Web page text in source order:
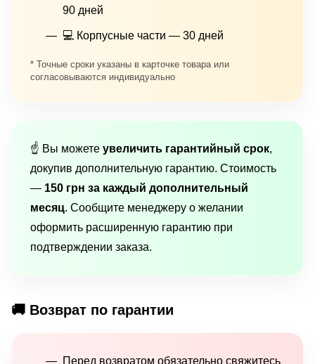
90 дней
💻 Корпусные части — 30 дней
* Точные сроки указаны в карточке товара или
согласовываются индивидуально
☝️ Вы можете увеличить гарантийный срок,
докупив дополнительную гарантию. Стоимость
— 150 грн за каждый дополнительный
месяц. Сообщите менеджеру о желании
оформить расширенную гарантию при
подтверждении заказа.
🚚 Возврат по гарантии
Перед возвратом обязательно свяжитесь